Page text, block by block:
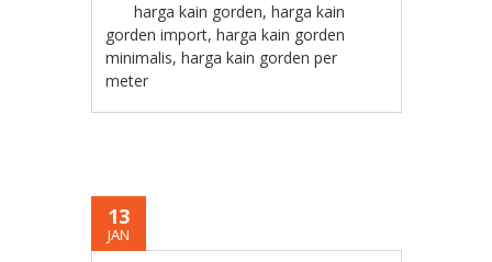
harga kain gorden,harga kain
gorden import,harga kain gorden
minimalis,harga kain gorden per
meter
13
JAN